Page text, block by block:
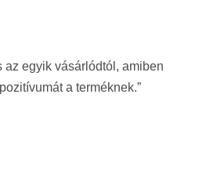
az egyik vásárlódtól, amiben
a terméknek.”